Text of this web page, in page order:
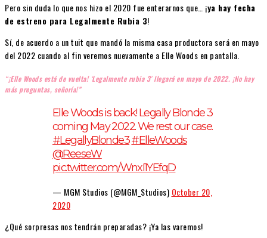
Pero sin duda lo que nos hizo el 2020 fue enterarnos que… ¡ya hay fecha
de estreno para Legalmente Rubia 3!
Sí, de acuerdo a un tuit que mandó la misma casa productora será en mayo
del 2022 cuando al fin veremos nuevamente a Elle Woods en pantalla.
“¡Elle Woods está de vuelta! ‘Legalmente rubia 3′ llegará en mayo de 2022. ¡No hay
más preguntas, señoría!”
Elle Woods is back! Legally Blonde 3
coming May 2022. We rest our case.
#LegallyBlonde3#ElleWoods
@ReeseW
pic.twitter.com/WnxI1YEfqD
— MGM Studios (@MGM_Studios) October 20,
2020
¿Qué sorpresas nos tendrán preparadas? ¡Ya las varemos!